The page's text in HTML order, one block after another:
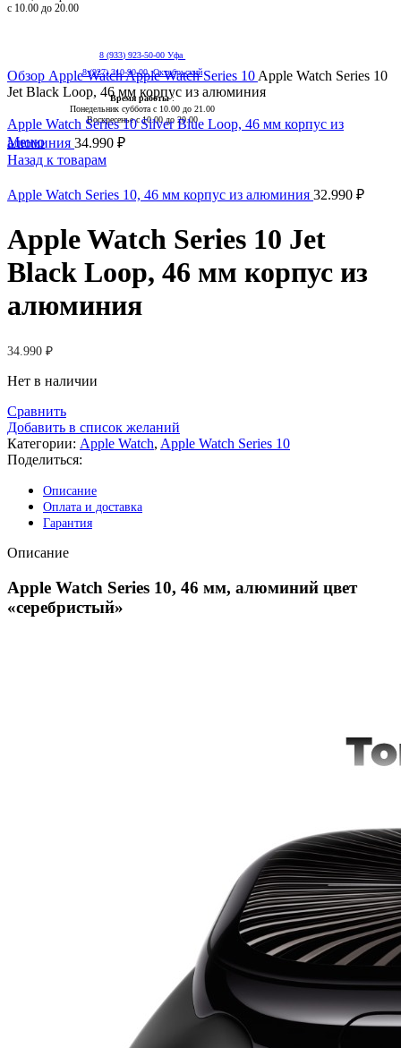
с 10.00 до 20.00
8 (933) 923-50-00 Уфа
8 (927) 310-90-00 Октябрьский
Время работы:
Понедельник суббота с 10.00 до 21.00
Воскресенье с 10.00 до 20.00
Меню
Нажмите, чтобы увеличить
Обзор Apple WatchApple Watch Series 10 Apple Watch Series 10
Jet Black Loop, 46 мм корпус из алюминия
Apple Watch Series 10 Silver Blue Loop, 46 мм корпус из
алюминия 34.990 ₽
Назад к товарам
Apple Watch Series 10, 46 мм корпус из алюминия 32.990 ₽
Apple Watch Series 10 Jet
Black Loop, 46 мм корпус из
алюминия
34.990 ₽
Нет в наличии
Сравнить
Добавить в список желаний
Категории: Apple Watch, Apple Watch Series 10
Поделиться:
Описание
Оплата и доставка
Гарантия
Описание
Apple Watch Series 10, 46 мм, алюминий цвет
«серебристый»